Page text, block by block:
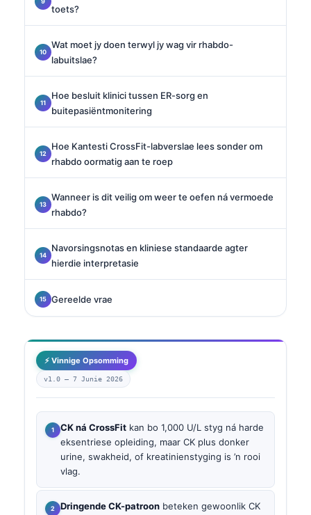
toets?
Wat moet jy doen terwyl jy wag vir rhabdo-
labuitslae?
Hoe besluit klinici tussen ER-sorg en
buitepasiëntmonitering
Hoe Kantesti CrossFit-labverslae lees sonder om
rhabdo oormatig aan te roep
Wanneer is dit veilig om weer te oefen ná vermoede
rhabdo?
Navorsingsnotas en kliniese standaarde agter
hierdie interpretasie
Gereelde vrae
⚡ Vinnige Opsomming
v1.0 — 7 Junie 2026
CK ná CrossFit kan bo 1,000 U/L styg ná harde
eksentriese opleiding, maar CK plus donker
urine, swakheid, of kreatinienstyging is ’n rooi
vlag.
Dringende CK-patroon beteken gewoonlik CK